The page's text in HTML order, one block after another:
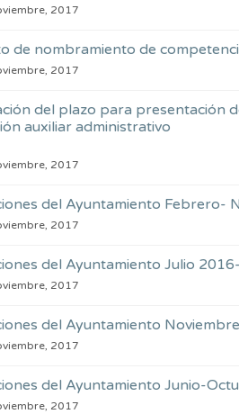
2017
de nombramiento de
2017
del plazo para presentación
auxiliar administrativo
2017
del Ayuntamiento Febrero-
2017
del Ayuntamiento Julio
2017
del Ayuntamiento
2017
del Ayuntamiento Junio-
2017